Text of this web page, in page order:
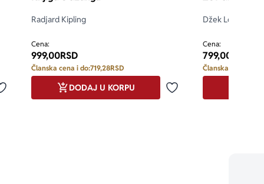
Dodaj u omiljene
Radjard Kipling
Cena:
999,00RSD
Članska cena i do:719,28RSD
Dodaj u omiljene
DODAJ U KORPU
Džek London
Cena:
799,00
Članska cena i do: